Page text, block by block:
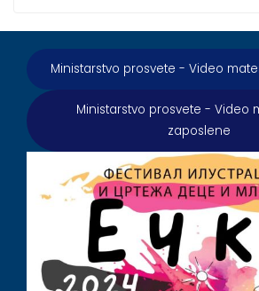
Ministarstvo prosvete - Video
Ministarstvo prosvete - Video
zaposlene